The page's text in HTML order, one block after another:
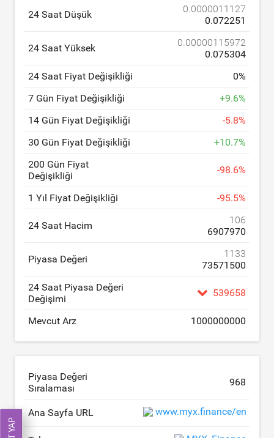
24 Saat Düşük
0.0000011127
0.072251
24 Saat Yüksek
0.00000115972
0.075304
24 Saat Fiyat Değişikliği
0%
7 Gün Fiyat Değişikliği
+9.6%
14 Gün Fiyat Değişikliği
-5.8%
30 Gün Fiyat Değişikliği
+10.7%
200 Gün Fiyat
Değişikliği
-98.6%
1 Yıl Fiyat Değişikliği -95.5%
24 Saat Hacim
106
6907970
Piyasa Değeri
1133
73571500
24 Saat Piyasa Değeri
Değişimi
539658
Mevcut Arz 1000000000
Piyasa Değeri
Sıralaması
968
Ana Sayfa URL www.myx.finance/en